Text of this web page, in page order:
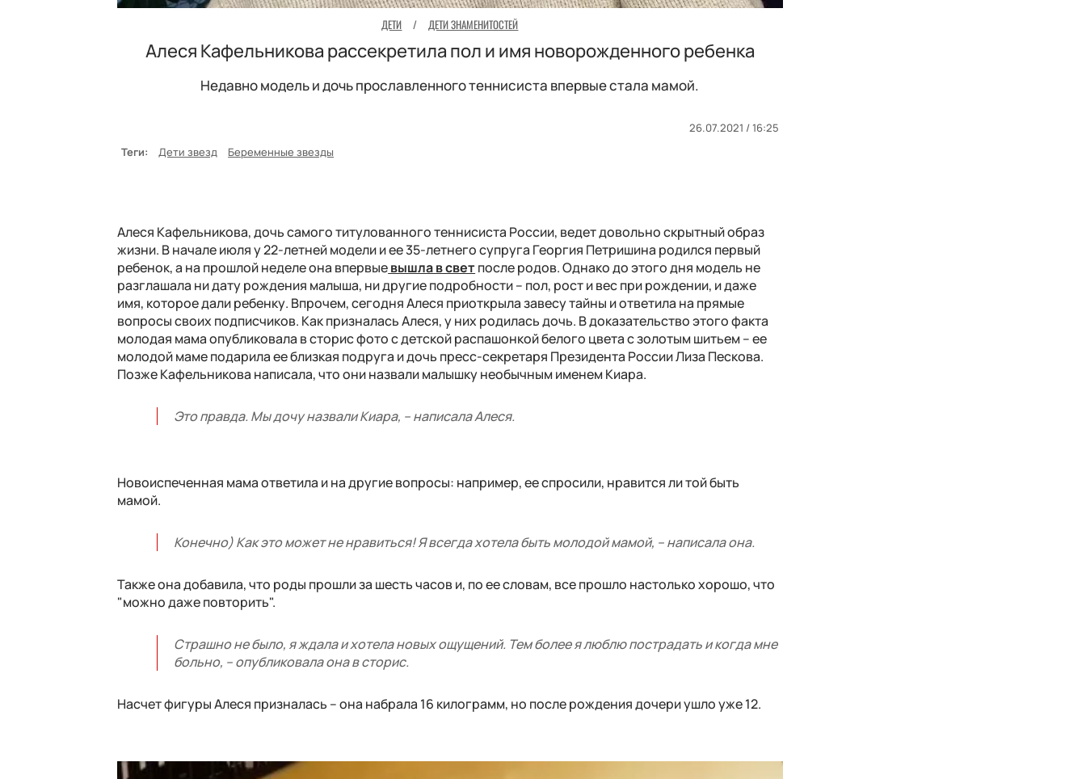
ДЕТИ / ДЕТИ ЗНАМЕНИТОСТЕЙ
Алеся Кафельникова рассекретила пол и имя новорожденного ребенка
Недавно модель и дочь прославленного теннисиста впервые стала мамой.
26.07.2021 / 16:25
Теги:
Дети звезд Беременные звезды
Алеся Кафельникова, дочь самого титулованного теннисиста России, ведет довольно скрытный образ
жизни. В начале июля у 22-летней модели и ее 35-летнего супруга Георгия Петришина родился первый
ребенок, а на прошлой неделе она впервыевышла в светпосле родов. Однако до этого дня модель не
разглашала ни дату рождения малыша, ни другие подробности – пол, рост и вес при рождении, и даже
имя, которое дали ребенку. Впрочем, сегодня Алеся приоткрыла завесу тайны и ответила на прямые
вопросы своих подписчиков. Как призналась Алеся, у них родилась дочь. В доказательство этого факта
молодая мама опубликовала в сторис фото с детской распашонкой белого цвета с золотым шитьем – ее
молодой маме подарила ее близкая подруга и дочь пресс-секретаря Президента России Лиза Пескова.
Позже Кафельникова написала, что они назвали малышку необычным именем Киара.
Это правда. Мы дочу назвали Киара, – написала Алеся.
Новоиспеченная мама ответила и на другие вопросы: например, ее спросили, нравится ли той быть
мамой.
Конечно) Как это может не нравиться! Я всегда хотела быть молодой мамой, – написала она.
Также она добавила, что роды прошли за шесть часов и, по ее словам, все прошло настолько хорошо, что
"можно даже повторить".
Страшно не было, я ждала и хотела новых ощущений. Тем более я люблю пострадать и когда мне
больно, – опубликовала она в сторис.
Насчет фигуры Алеся призналась – она набрала 16 килограмм, но после рождения дочери ушло уже 12.